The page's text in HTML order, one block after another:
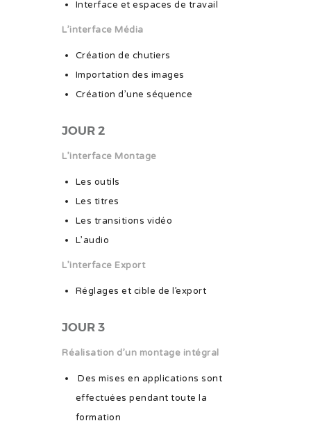
Interface et espaces de travail
L’interface Média
Création de chutiers
Importation des images
Création d’une séquence
JOUR 2
L’interface Montage
Les outils
Les titres
Les transitions vidéo
L’audio
L’interface Export
Réglages et cible de l’export
JOUR 3
Réalisation d’un montage intégral
Des mises en applications sont
effectuées pendant toute la
formation